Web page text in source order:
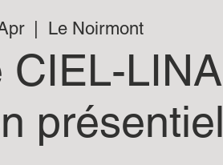
  |
Le Noirmont
CIEL-LINA
présentiel